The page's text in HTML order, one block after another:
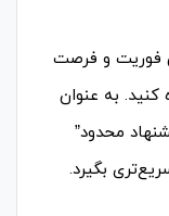
فوریت و فرصت
به عنوان
محدود”
بگیرد.